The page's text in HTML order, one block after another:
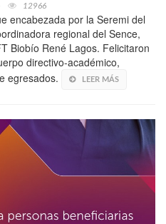
12966
encabezada por la Seremi del
regional del Sence,
Biobío René Lagos. Felicitaron
directivo-académico,
egresados.
LEER MÁS